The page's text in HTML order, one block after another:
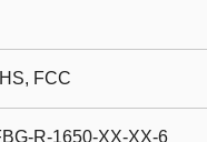
FCC
R-1650-XX-XX-6